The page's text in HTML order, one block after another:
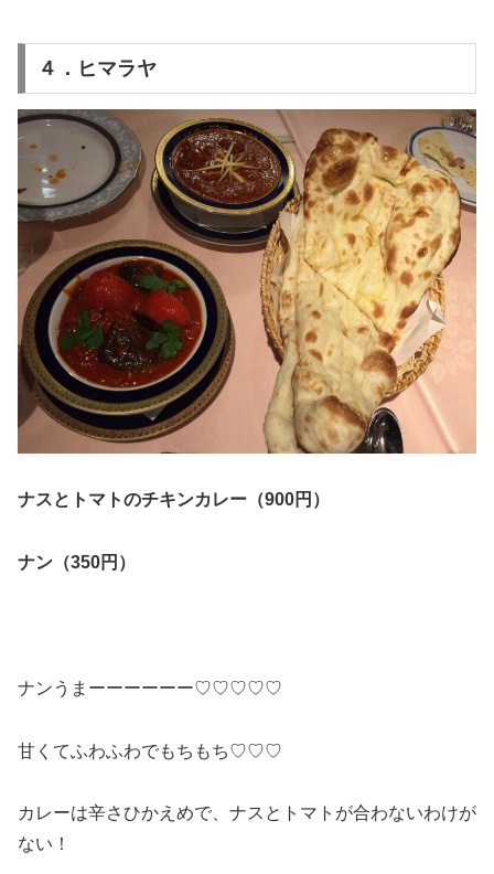
４．ヒマラヤ
ナスとトマトのチキンカレー（900円）
ナン（350円）
ナンうまーーーーーー♡♡♡♡♡
甘くてふわふわでもちもち♡♡♡
カレーは辛さひかえめで、ナスとトマトが合わないわけが
ない！